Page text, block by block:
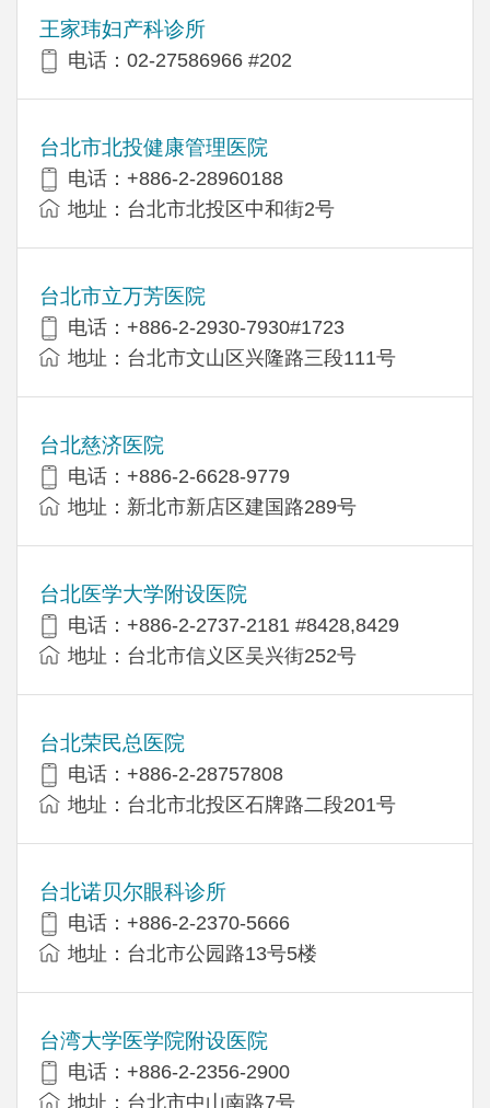
王家玮妇产科诊所
电话：02-27586966 #202
台北市北投健康管理医院
电话：+886-2-28960188
地址：台北市北投区中和街2号
台北市立万芳医院
电话：+886-2-2930-7930#1723
地址：台北市文山区兴隆路三段111号
台北慈济医院
电话：+886-2-6628-9779
地址：新北市新店区建国路289号
台北医学大学附设医院
电话：+886-2-2737-2181 #8428,8429
地址：台北市信义区吴兴街252号
台北荣民总医院
电话：+886-2-28757808
地址：台北市北投区石牌路二段201号
台北诺贝尔眼科诊所
电话：+886-2-2370-5666
地址：台北市公园路13号5楼
台湾大学医学院附设医院
电话：+886-2-2356-2900
地址：台北市中山南路7号